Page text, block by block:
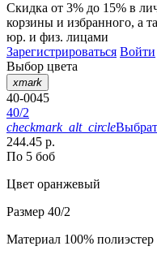
Скидка от 3% до 15% в
корзины и избранного, а
юр. и физ. лицами
Зарегистрироваться Войти
Выбор цвета
xmark
40-0045
40/2
checkmark_alt_circle
244.45 р.
По 5 боб
Цвет оранжевый
Размер 40/2
Материал 100% полиэстер